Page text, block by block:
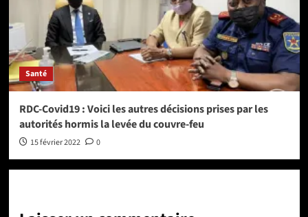
Santé
RDC-Covid19 : Voici les autres décisions prises par les
autorités hormis la levée du couvre-feu
15 février 2022 0